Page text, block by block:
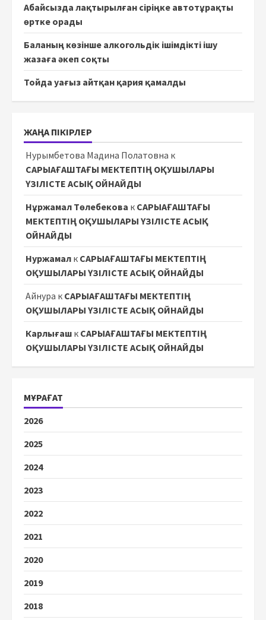
Абайсызда лақтырылған сіріңке автотұрақты
өртке орады
Баланың көзінше алкогольдік ішімдікті ішу
жазаға әкеп соқты
Тойда уағыз айтқан қария қамалды
ЖАҢА ПІКІРЛЕР
Нурымбетова Мадина Полатовна к
САРЫАҒАШТАҒЫ МЕКТЕПТІҢ ОҚУШЫЛАРЫ
ҮЗІЛІСТЕ АСЫҚ ОЙНАЙДЫ
Нұржамал Төлебекова к САРЫАҒАШТАҒЫ
МЕКТЕПТІҢ ОҚУШЫЛАРЫ ҮЗІЛІСТЕ АСЫҚ
ОЙНАЙДЫ
Нуржамал к САРЫАҒАШТАҒЫ МЕКТЕПТІҢ
ОҚУШЫЛАРЫ ҮЗІЛІСТЕ АСЫҚ ОЙНАЙДЫ
Айнура к САРЫАҒАШТАҒЫ МЕКТЕПТІҢ
ОҚУШЫЛАРЫ ҮЗІЛІСТЕ АСЫҚ ОЙНАЙДЫ
Карлығаш к САРЫАҒАШТАҒЫ МЕКТЕПТІҢ
ОҚУШЫЛАРЫ ҮЗІЛІСТЕ АСЫҚ ОЙНАЙДЫ
МҰРАҒАТ
2026
2025
2024
2023
2022
2021
2020
2019
2018